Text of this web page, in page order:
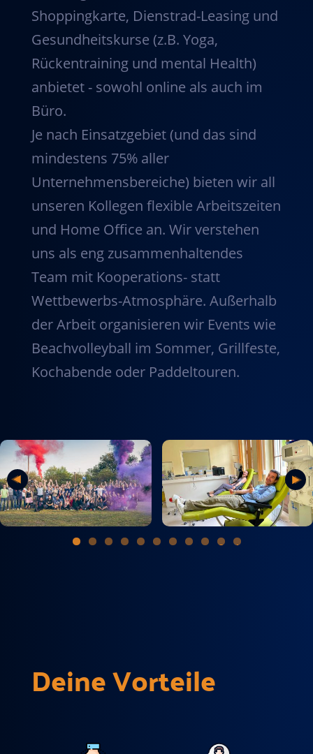
Shoppingkarte, Dienstrad-Leasing und
Gesundheitskurse (z.B. Yoga,
Rückentraining und mental Health)
anbietet - sowohl online als auch im
Büro.
Je nach Einsatzgebiet (und das sind
mindestens 75% aller
Unternehmensbereiche) bieten wir all
unseren Kollegen flexible Arbeitszeiten
und Home Office an. Wir verstehen
uns als eng zusammenhaltendes
Team mit Kooperations- statt
Wettbewerbs-Atmosphäre. Außerhalb
der Arbeit organisieren wir Events wie
Beachvolleyball im Sommer, Grillfeste,
Kochabende oder Paddeltouren.
0 1
Deine Vorteile